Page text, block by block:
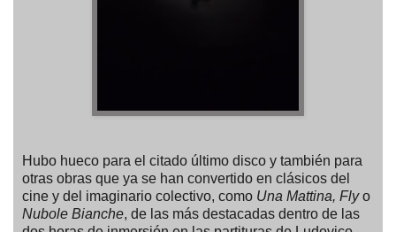
Hubo hueco para el citado último disco y también para
otras obras que ya se han convertido en clásicos del
cine y del imaginario colectivo, como Una Mattina, Flyo
Nubole Bianche, de las más destacadas dentro de las